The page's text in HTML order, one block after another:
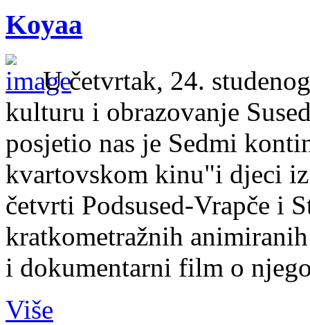
Koyaa
U četvrtak, 24.
kulturu i obrazovanje
posjetio nas je Sedmi
kvartovskom kinu"i djeci
četvrti Podsused-Vrapče i
kratkometražnih
i dokumentarni film o
Više